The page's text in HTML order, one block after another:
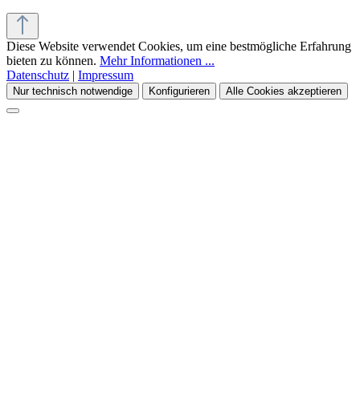
Diese Website verwendet Cookies, um eine bestmögliche Erfahrung
bieten zu können. Mehr Informationen ...
Datenschutz | Impressum
Nur technisch notwendige Konfigurieren Alle Cookies akzeptieren